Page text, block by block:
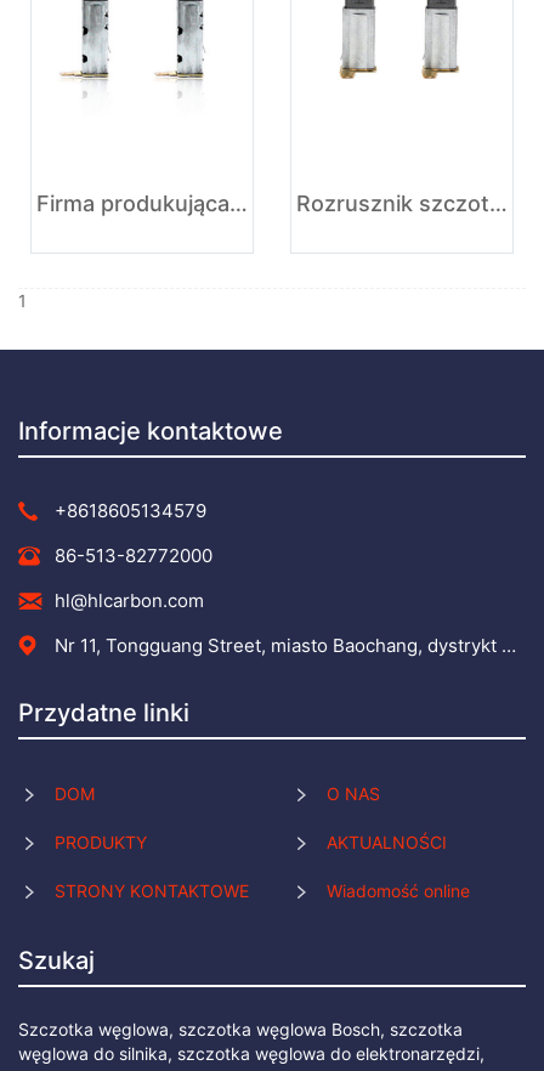
Firma produkująca szczotki węglowe do odkurzaczy Rozrusznik szczotki węglowej odkurzacza
1
Informacje kontaktowe
+8618605134579
86-513-82772000
hl@hlcarbon.com
Nr 11, Tongguang Street, miasto Baochang, dystrykt Haimen, miasto Nantong, prowincja Jiangsu
Przydatne linki
DOM O NAS
PRODUKTY AKTUALNOŚCI
STRONY KONTAKTOWE Wiadomość online
Szukaj
Szczotka węglowa, szczotka węglowa Bosch, szczotka
węglowa do silnika, szczotka węglowa do elektronarzędzi,